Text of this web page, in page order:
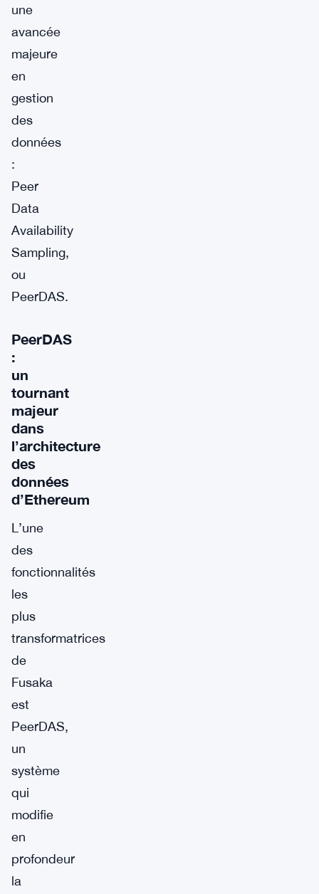
une
avancée
majeure
en
gestion
des
données
:
Peer
Data
Availability
Sampling,
ou
PeerDAS.
PeerDAS
:
un
tournant
majeur
dans
l’architecture
des
données
d’Ethereum
L’une
des
fonctionnalités
les
plus
transformatrices
de
Fusaka
est
PeerDAS,
un
système
qui
modifie
en
profondeur
la